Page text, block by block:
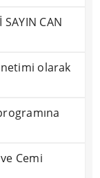
SAYIN CAN
olarak
Cemi